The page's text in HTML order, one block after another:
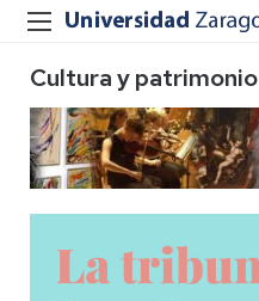
Cultura y patrimonio